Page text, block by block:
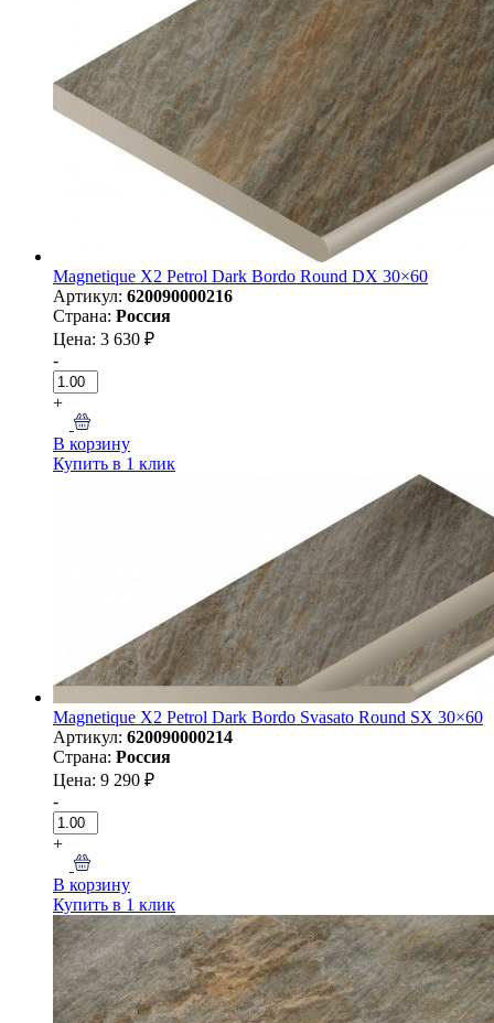
Magnetique X2 Petrol Dark Bordo Round DX 30×60
Артикул: 620090000216
Страна: Россия
Цена: 3 630 ₽
-
+
В корзину
Купить в 1 клик
Magnetique X2 Petrol Dark Bordo Svasato Round SX 30×60
Артикул: 620090000214
Страна: Россия
Цена: 9 290 ₽
-
+
В корзину
Купить в 1 клик